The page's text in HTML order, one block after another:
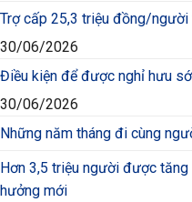
Trợ cấp 25,3 triệu đồng/
30/06/2026
Điều kiện để được nghỉ hưu
30/06/2026
Những năm tháng đi cùng
Hơn 3,5 triệu người được
hưởng mới